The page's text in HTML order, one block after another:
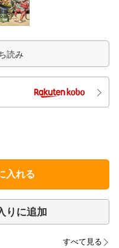
読み
入れる
りに追加
すべて見る